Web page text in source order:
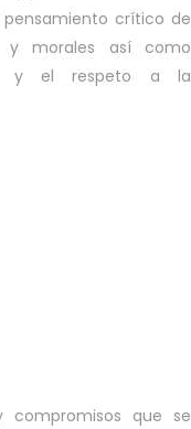
crítico de
y morales así como
y el respeto a la
compromisos que se